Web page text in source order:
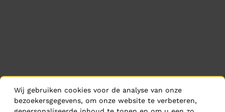
Wij gebruiken cookies voor de analyse van onze
bezoekersgegevens, om onze website te verbeteren,